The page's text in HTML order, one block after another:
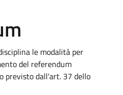
le modalità per
del referendum
previsto dall'art. 37 dello